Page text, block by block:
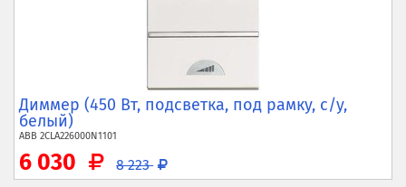
Диммер (450 Вт, подсветка, под рамку, с/у,
белый)
ABB 2CLA226000N1101
6 030 8 223